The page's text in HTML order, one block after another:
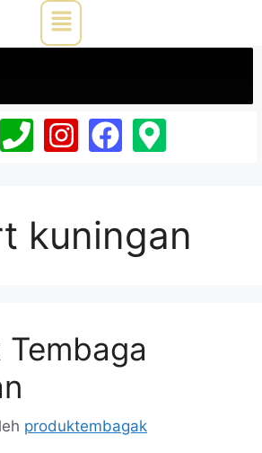
kuningan
produktembagak